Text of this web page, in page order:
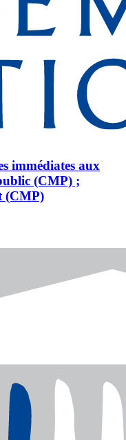
immédiates aux
(CMP) ;
(CMP)